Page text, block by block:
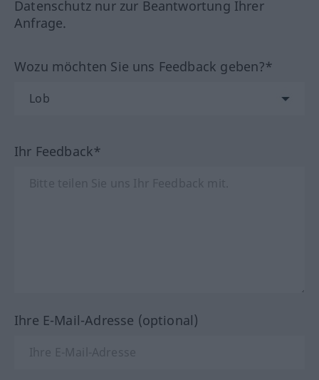
Datenschutz nur zur Beantwortung Ihrer
Anfrage.
Wozu möchten Sie uns Feedback geben?*
Ihr Feedback*
Ihre E-Mail-Adresse (optional)